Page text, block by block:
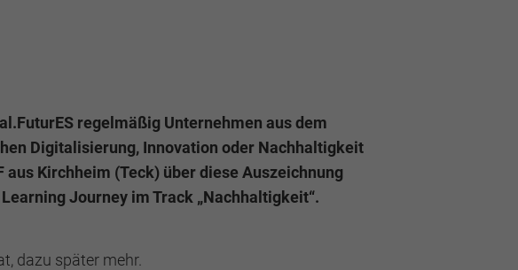
regelmäßig Unternehmen aus dem
Digitalisierung, Innovation oder Nachhaltigkeit
Kirchheim (Teck) über diese Auszeichnung
Journey im Track „Nachhaltigkeit“.
dazu später mehr.